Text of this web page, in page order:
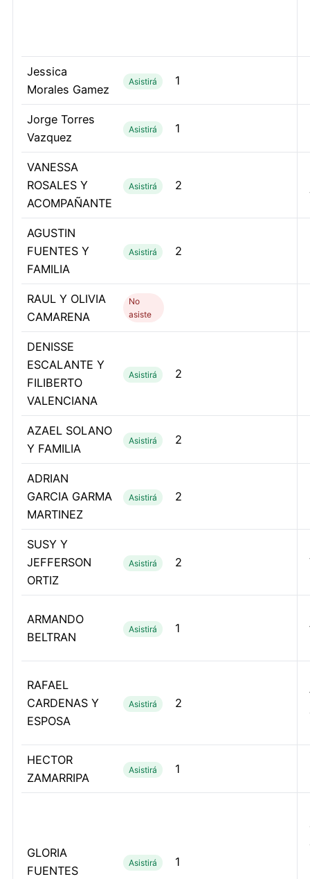
Jessica
Morales Gamez
Asistirá 1
Jorge Torres
Vazquez
Asistirá 1
VANESSA
ROSALES Y
ACOMPAÑANTE
Asistirá 2
AGUSTIN
FUENTES Y
FAMILIA
Asistirá 2
RAUL Y OLIVIA
CAMARENA
No
asiste
DENISSE
ESCALANTE Y
FILIBERTO
VALENCIANA
Asistirá 2
AZAEL SOLANO
Y FAMILIA
Asistirá 2
ADRIAN
GARCIA GARMA
MARTINEZ
Asistirá 2
SUSY Y
JEFFERSON
ORTIZ
Asistirá 2
ARMANDO
BELTRAN
Asistirá 1
RAFAEL
CARDENAS Y
ESPOSA
Asistirá 2
HECTOR
ZAMARRIPA
Asistirá 1
GLORIA
FUENTES
Asistirá 1